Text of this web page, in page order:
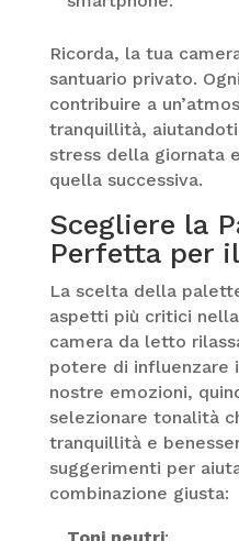
Ricorda, la tua
santuario privato.
contribuire a
tranquillità,
stress della giornata
quella successiva.
Scegliere la
Perfetta per
La scelta della
aspetti più critici
camera da letto
potere di influenzare
nostre emozioni,
selezionare tonalità
tranquillità e
suggerimenti per
combinazione giusta: